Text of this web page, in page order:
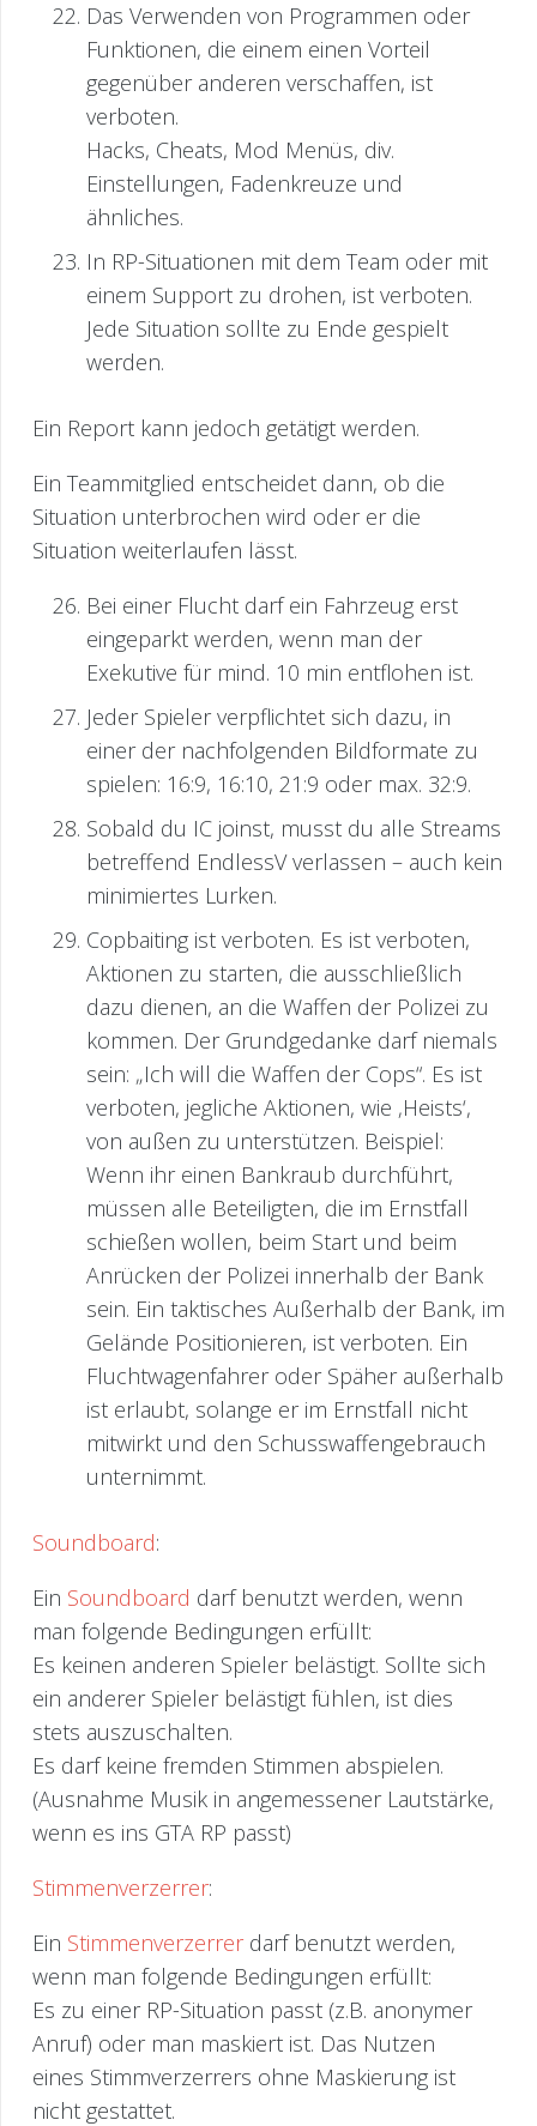
Das Verwenden von Programmen oder
Funktionen, die einem einen Vorteil
gegenüber anderen verschaffen, ist
verboten.
Hacks, Cheats, Mod Menüs, div.
Einstellungen, Fadenkreuze und
ähnliches.
In RP-Situationen mit dem Team oder mit
einem Support zu drohen, ist verboten.
Jede Situation sollte zu Ende gespielt
werden.
Ein Report kann jedoch getätigt werden.
Ein Teammitglied entscheidet dann, ob die
Situation unterbrochen wird oder er die
Situation weiterlaufen lässt.
Bei einer Flucht darf ein Fahrzeug erst
eingeparkt werden, wenn man der
Exekutive für mind. 10 min entflohen ist.
Jeder Spieler verpflichtet sich dazu, in
einer der nachfolgenden Bildformate zu
spielen: 16:9, 16:10, 21:9 oder max. 32:9.
Sobald du IC joinst, musst du alle Streams
betreffend EndlessV verlassen – auch kein
minimiertes Lurken.
Copbaiting ist verboten. Es ist verboten,
Aktionen zu starten, die ausschließlich
dazu dienen, an die Waffen der Polizei zu
kommen. Der Grundgedanke darf niemals
sein: „Ich will die Waffen der Cops“. Es ist
verboten, jegliche Aktionen, wie ‚Heists‘,
von außen zu unterstützen. Beispiel:
Wenn ihr einen Bankraub durchführt,
müssen alle Beteiligten, die im Ernstfall
schießen wollen, beim Start und beim
Anrücken der Polizei innerhalb der Bank
sein. Ein taktisches Außerhalb der Bank, im
Gelände Positionieren, ist verboten. Ein
Fluchtwagenfahrer oder Späher außerhalb
ist erlaubt, solange er im Ernstfall nicht
mitwirkt und den Schusswaffengebrauch
unternimmt.
Soundboard:
Ein Soundboard darf benutzt werden, wenn
man folgende Bedingungen erfüllt:
Es keinen anderen Spieler belästigt. Sollte sich
ein anderer Spieler belästigt fühlen, ist dies
stets auszuschalten.
Es darf keine fremden Stimmen abspielen.
(Ausnahme Musik in angemessener Lautstärke,
wenn es ins GTA RP passt)
Stimmenverzerrer:
Ein Stimmenverzerrer darf benutzt werden,
wenn man folgende Bedingungen erfüllt:
Es zu einer RP-Situation passt (z.B. anonymer
Anruf) oder man maskiert ist. Das Nutzen
eines Stimmverzerrers ohne Maskierung ist
nicht gestattet.